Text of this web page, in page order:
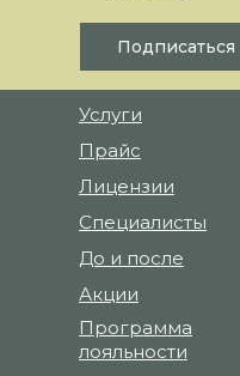
Услуги
Прайс
Лицензии
Специалисты
Программа
лояльности
До и после
Акции
Подписаться